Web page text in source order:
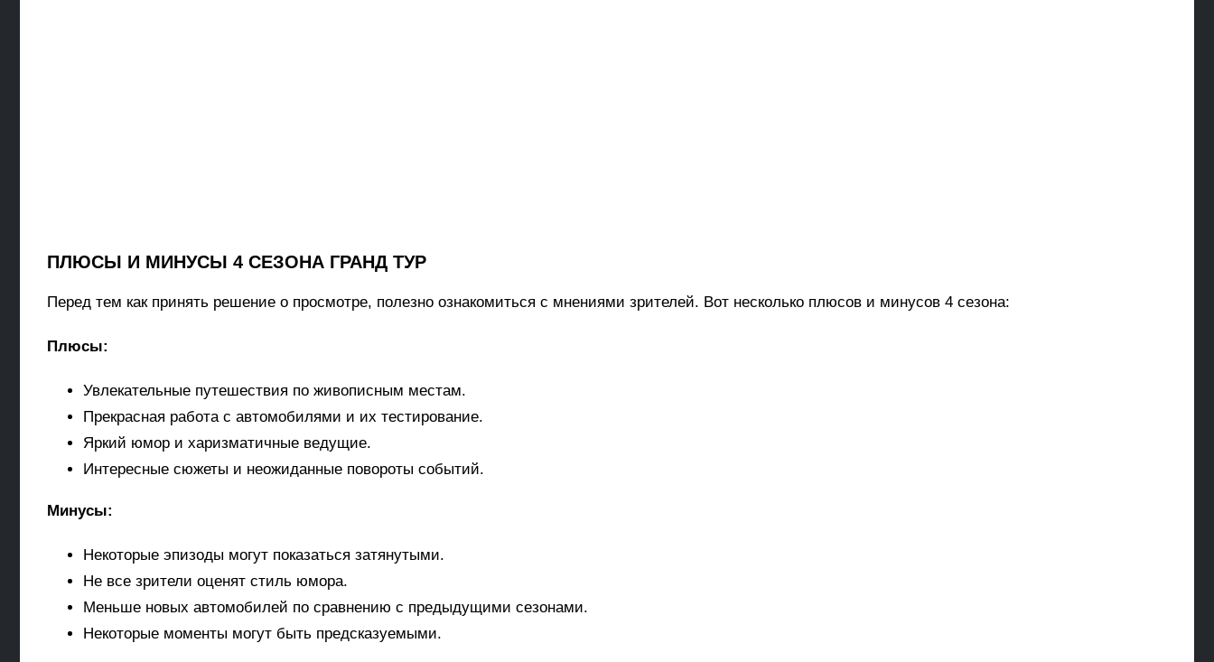
ПЛЮСЫ И МИНУСЫ 4 СЕЗОНА ГРАНД ТУР
Перед тем как принять решение о просмотре, полезно ознакомиться с мнениями зрителей. Вот несколько плюсов и минусов 4 сезона:
Плюсы:
Увлекательные путешествия по живописным местам.
Прекрасная работа с автомобилями и их тестирование.
Яркий юмор и харизматичные ведущие.
Интересные сюжеты и неожиданные повороты событий.
Минусы:
Некоторые эпизоды могут показаться затянутыми.
Не все зрители оценят стиль юмора.
Меньше новых автомобилей по сравнению с предыдущими сезонами.
Некоторые моменты могут быть предсказуемыми.